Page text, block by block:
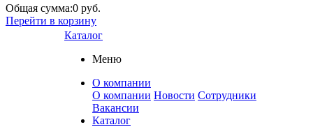
Общая сумма:0 руб.
Перейти в корзину
Каталог
Меню
О компании
О компании Новости Сотрудники
Вакансии
Каталог